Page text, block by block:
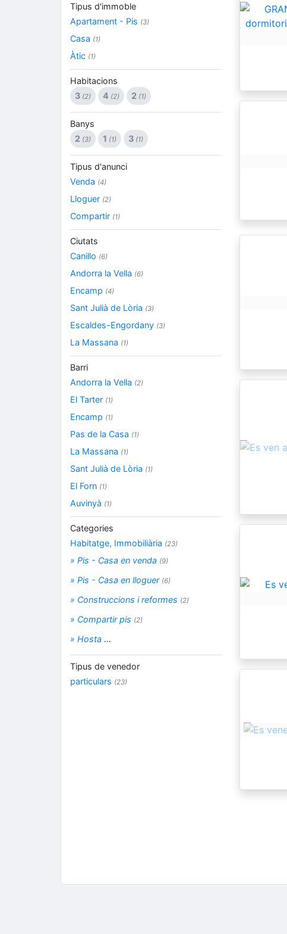
Tipus d'immoble
Apartament - Pis (3)
Casa (1)
Àtic (1)
Habitacions
3 (2) 4 (2) 2 (1)
Banys
2 (3) 1 (1) 3 (1)
Tipus d'anunci
Venda (4)
Lloguer (2)
Compartir (1)
Ciutats
Canillo (6)
Andorra la Vella (6)
Encamp (4)
Sant Julià de Lòria (3)
Escaldes-Engordany (3)
La Massana (1)
Barri
Andorra la Vella (2)
El Tarter (1)
Encamp (1)
Pas de la Casa (1)
La Massana (1)
Sant Julià de Lòria (1)
El Forn (1)
Auvinyà (1)
Categories
Habitatge, Immobiliària (23)
» Pis - Casa en venda (9)
» Pis - Casa en lloguer (6)
» Construccions i reformes (2)
» Compartir pis (2)
» Hosta ...
Tipus de venedor
particulars (23)